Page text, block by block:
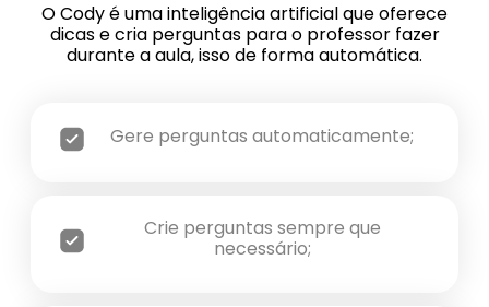
O Cody é uma inteligência artificial que oferece
dicas e cria perguntas para o professor fazer
durante a aula, isso de forma automática.
Gere perguntas automaticamente;
Crie perguntas sempre que
necessário;